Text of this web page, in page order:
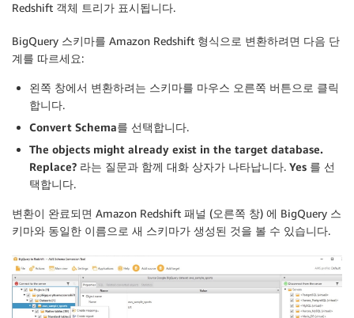
Redshift 객체 트리가 표시됩니다.
BigQuery 스키마를 Amazon Redshift 형식으로 변환하려면 다음 단
계를 따르세요:
왼쪽 창에서 변환하려는 스키마를 마우스 오른쪽 버튼으로 클릭
합니다.
Convert Schema를 선택합니다.
The objects might already exist in the target database.
Replace? 라는 질문과 함께 대화 상자가 나타납니다. Yes 를 선
택합니다.
변환이 완료되면 Amazon Redshift 패널 (오른쪽 창) 에 BigQuery 스
키마와 동일한 이름으로 새 스키마가 생성된 것을 볼 수 있습니다.